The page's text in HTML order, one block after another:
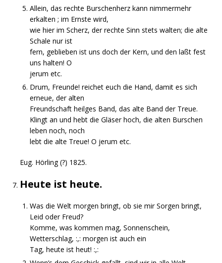
Allein, das rechte Burschenherz kann nimmermehr
erkalten ; im Ernste wird,
wie hier im Scherz, der rechte Sinn stets walten; die alte
Schale nur ist
fern, geblieben ist uns doch der Kern, und den laßt fest
uns halten! O
jerum etc.
Drum, Freunde! reichet euch die Hand, damit es sich
erneue, der alten
Freundschaft heilges Band, das alte Band der Treue.
Klingt an und hebt die Gläser hoch, die alten Burschen
leben noch, noch
lebt die alte Treue! O jerum etc.
Eug. Hörling (?) 1825.
Heute ist heute.
Was die Welt morgen bringt, ob sie mir Sorgen bringt,
Leid oder Freud?
Komme, was kommen mag, Sonnenschein,
Wetterschlag, :,: morgen ist auch ein
Tag, heute ist heut! :,: